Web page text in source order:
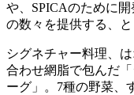
や、SPICAのために
の数々を提供する、と
シグネチャー料理、
合わせ網脂で包んだ
ーグ」。7種の野菜、